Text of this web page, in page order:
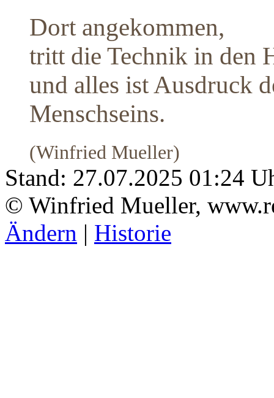
Dort angekommen,
tritt die Technik in den
und alles ist Ausdruck
Menschseins.
(Winfried Mueller)
Stand: 27.07.2025 01:24
© Winfried Mueller,
Ändern | Historie